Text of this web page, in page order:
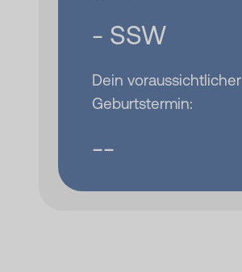
- SSW
Dein voraussichtlicher
Geburtstermin:
--